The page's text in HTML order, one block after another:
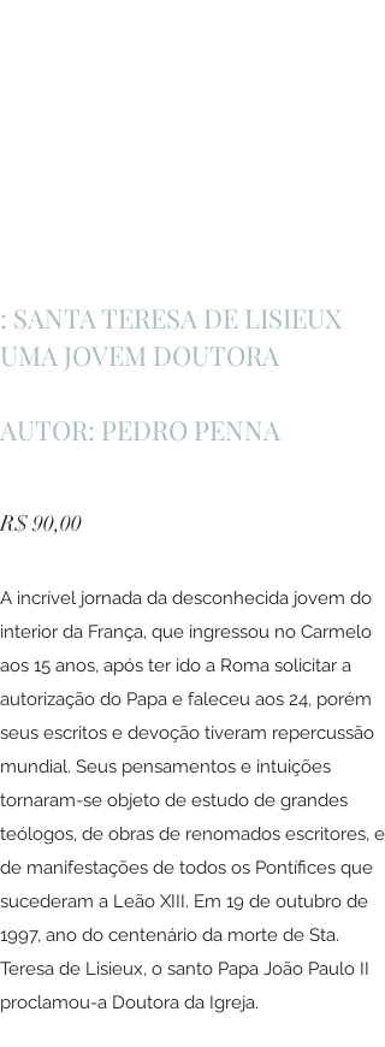
: SANTA TERESA DE LISIEUX
UMA JOVEM DOUTORA
AUTOR: PEDRO PENNA
R$ 90,00
A incrível jornada da desconhecida jovem do
interior da França, que ingressou no Carmelo
aos 15 anos, após ter ido a Roma solicitar a
autorização do Papa e faleceu aos 24, porém
seus escritos e devoção tiveram repercussão
mundial. Seus pensamentos e intuições
tornaram-se objeto de estudo de grandes
teólogos, de obras de renomados escritores, e
de manifestações de todos os Pontífices que
sucederam a Leão XIII. Em 19 de outubro de
1997, ano do centenário da morte de Sta.
Teresa de Lisieux, o santo Papa João Paulo II
proclamou-a Doutora da Igreja.